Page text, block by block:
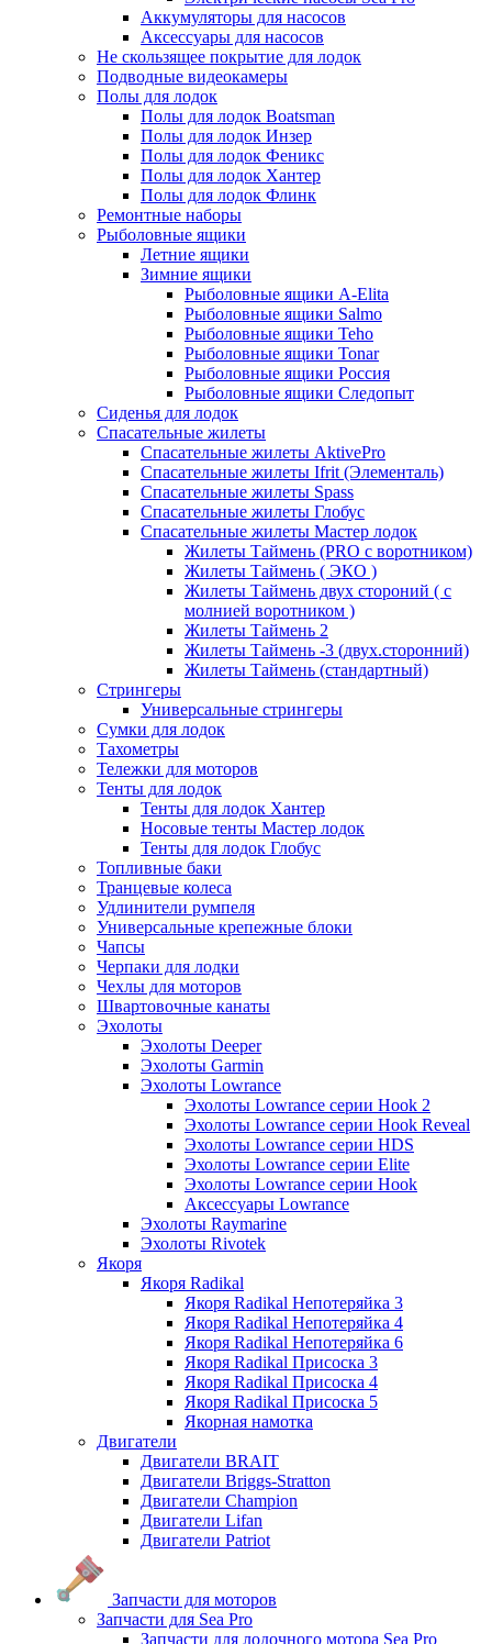
Аккумуляторы для насосов
Аксессуары для насосов
Не скользящее покрытие для лодок
Подводные видеокамеры
Полы для лодок
Полы для лодок Boatsman
Полы для лодок Инзер
Полы для лодок Феникс
Полы для лодок Хантер
Полы для лодок Флинк
Ремонтные наборы
Рыболовные ящики
Летние ящики
Зимние ящики
Рыболовные ящики A-Elita
Рыболовные ящики Salmo
Рыболовные ящики Teho
Рыболовные ящики Tonar
Рыболовные ящики Россия
Рыболовные ящики Следопыт
Сиденья для лодок
Спасательные жилеты
Спасательные жилеты AktivePro
Спасательные жилеты Ifrit (Элементаль)
Спасательные жилеты Spass
Спасательные жилеты Глобус
Спасательные жилеты Мастер лодок
Жилеты Таймень (PRO c воротником)
Жилеты Таймень ( ЭКО )
Жилеты Таймень двух стороний ( с
молнией воротником )
Жилеты Таймень 2
Жилеты Таймень -3 (двух.сторонний)
Жилеты Таймень (стандартный)
Стрингеры
Универсальные стрингеры
Сумки для лодок
Тахометры
Тележки для моторов
Тенты для лодок
Тенты для лодок Хантер
Носовые тенты Мастер лодок
Тенты для лодок Глобус
Топливные баки
Транцевые колеса
Удлинители румпеля
Универсальные крепежные блоки
Чапсы
Черпаки для лодки
Чехлы для моторов
Швартовочные канаты
Эхолоты
Эхолоты Deeper
Эхолоты Garmin
Эхолоты Lowrance
Эхолоты Lowrance серии Hook 2
Эхолоты Lowrance серии Hook Reveal
Эхолоты Lowrance серии HDS
Эхолоты Lowrance серии Elite
Эхолоты Lowrance серии Hook
Аксессуары Lowrance
Эхолоты Raymarine
Эхолоты Rivotek
Якоря
Якоря Radikal
Якоря Radikal Непотеряйка 3
Якоря Radikal Непотеряйка 4
Якоря Radikal Непотеряйка 6
Якоря Radikal Присоска 3
Якоря Radikal Присоска 4
Якоря Radikal Присоска 5
Якорная намотка
Двигатели
Двигатели BRAIT
Двигатели Briggs-Stratton
Двигатели Champion
Двигатели Lifan
Двигатели Patriot
Запчасти для моторов
Запчасти для Sea Pro
Запчасти для лодочного мотора Sea Pro